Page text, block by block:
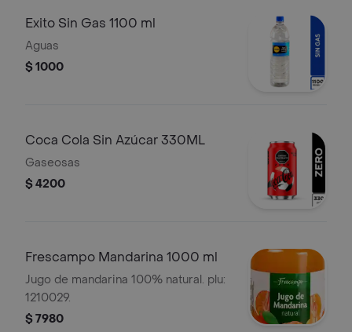
Exito Sin Gas 1100 ml
Aguas
$ 1000
Coca Cola Sin Azúcar 330ML
Gaseosas
$ 4200
Frescampo Mandarina 1000 ml
Jugo de mandarina 100% natural. plu:
1210029.
$ 7980